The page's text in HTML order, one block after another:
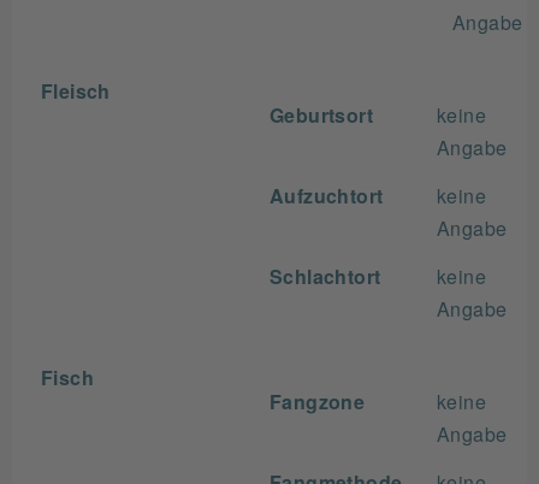
Angabe
Fleisch
Geburtsort
keine
Angabe
Aufzuchtort
keine
Angabe
Schlachtort
keine
Angabe
Fisch
Fangzone
keine
Angabe